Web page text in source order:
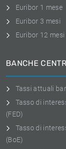
Euribor 1 mese
Euribor 3 mesi
Euribor 12 mesi
BANCHE
Tassi attuali
Tasso di
(FED)
Tasso di
(BoE)